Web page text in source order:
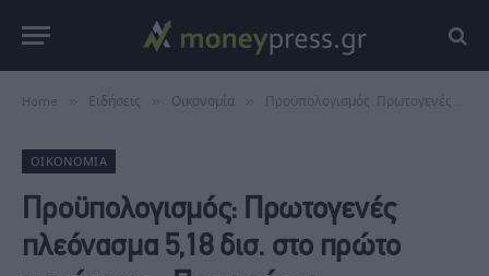
Home Ειδήσεις Οικονομία Προϋπολογισμός: Πρωτογενές πλεόνασμα 5,18 δισ. στο πρώτο τετράμηνο - Ποιοι φόροι υπεραπέδωσαν
ΟΙΚΟΝΟΜΊΑ
Προϋπολογισμός: Πρωτογενές
πλεόνασμα 5,18 δισ. στο πρώτο